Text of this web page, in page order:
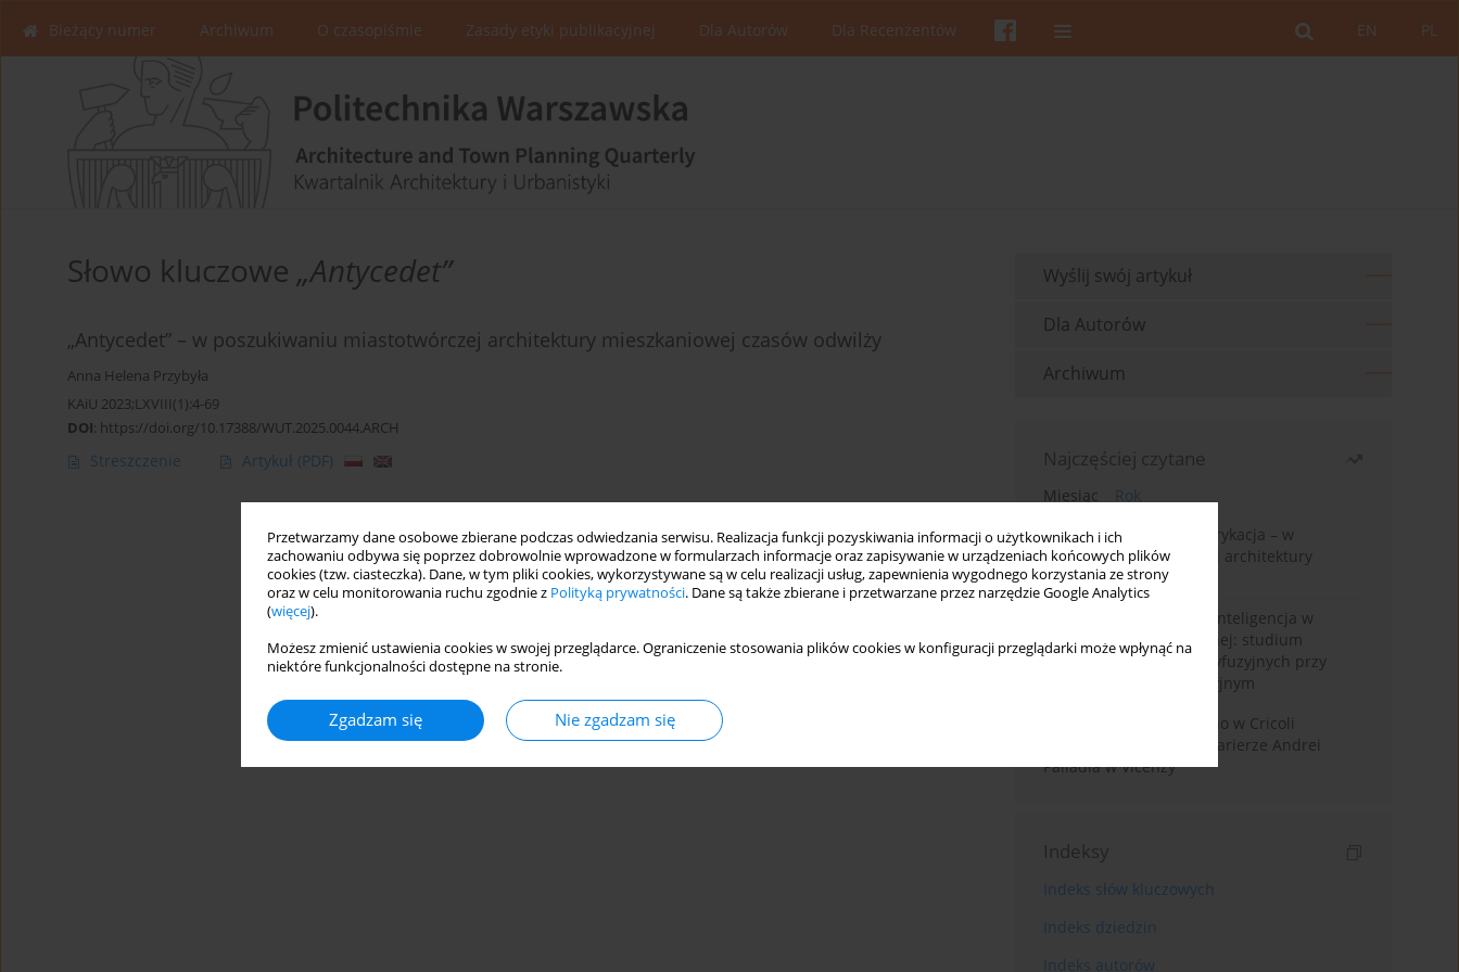
Przetwarzamy dane osobowe zbierane podczas odwiedzania serwisu. Realizacja funkcji pozyskiwania informacji o użytkownikach i ich
zachowaniu odbywa się poprzez dobrowolnie wprowadzone w formularzach informacje oraz zapisywanie w urządzeniach końcowych plików
cookies (tzw. ciasteczka). Dane, w tym pliki cookies, wykorzystywane są w celu realizacji usług, zapewnienia wygodnego korzystania ze strony
oraz w celu monitorowania ruchu zgodnie z Polityką prywatności. Dane są także zbierane i przetwarzane przez narzędzie Google Analytics
(więcej).
Możesz zmienić ustawienia cookies w swojej przeglądarce. Ograniczenie stosowania plików cookies w konfiguracji przeglądarki może wpłynąć na
niektóre funkcjonalności dostępne na stronie.
Zgadzam się Nie zgadzam się
PL
EN
Bieżący numer Archiwum O czasopiśmie Zasady etyki publikacyjnej Dla Autorów Dla Recenzentów
Słowo kluczowe „Antycedet”
„Antycedet” – w poszukiwaniu miastotwórczej architektury mieszkaniowej czasów odwilży
Anna Helena Przybyła
KAiU 2023;LXVIII(1):4-69
DOI: https://doi.org/10.17388/WUT.2025.0044.ARCH
Streszczenie Artykuł (PDF)
Wyślij swój artykuł
Dla Autorów
Archiwum
Najczęściej czytane
Miesiąc
Rok
Walter Gropius i prefabrykacja – w
poszukiwaniu dostępnej architektury
mieszkaniowej
Generatywna sztuczna inteligencja w
edukacji architektonicznej: studium
wykorzystania modeli dyfuzyjnych przy
projektowaniu koncepcyjnym
Przebudowa willi Trissino w Cricoli
pierwszym krokiem ku karierze Andrei
Palladia w Vicenzy
Indeksy
Indeks słów kluczowych
Indeks dziedzin
Indeks autorów